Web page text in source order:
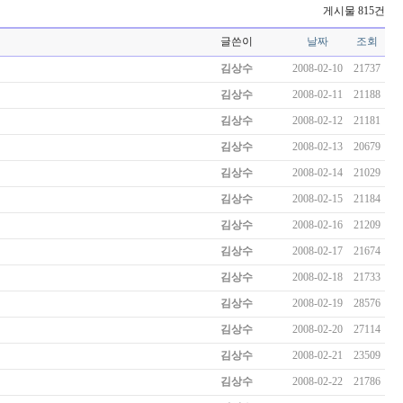
게시물 815건
글쓴이 날짜 조회
김상수 2008-02-10 21737
김상수 2008-02-11 21188
김상수 2008-02-12 21181
김상수 2008-02-13 20679
김상수 2008-02-14 21029
김상수 2008-02-15 21184
김상수 2008-02-16 21209
김상수 2008-02-17 21674
김상수 2008-02-18 21733
김상수 2008-02-19 28576
김상수 2008-02-20 27114
김상수 2008-02-21 23509
김상수 2008-02-22 21786